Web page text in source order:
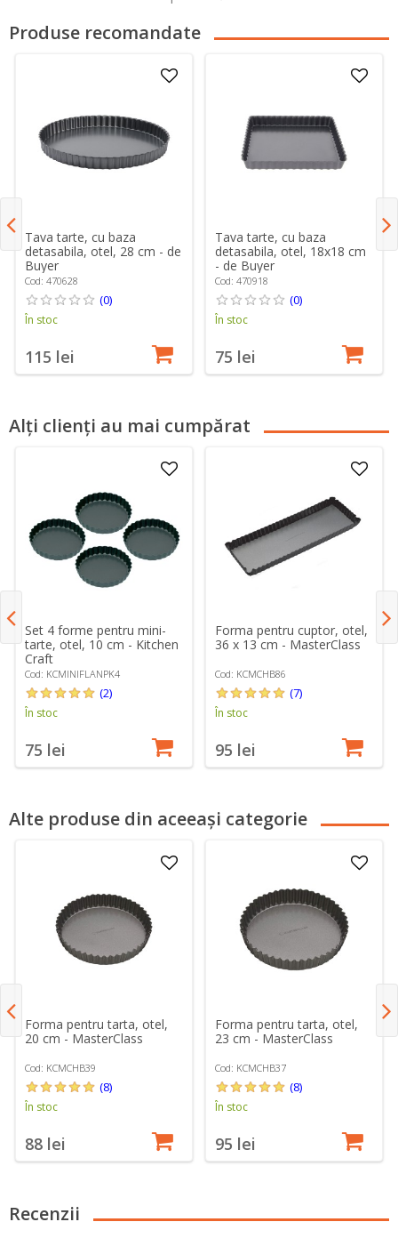
Produse recomandate
Tava tarte, cu baza
detasabila, otel, 28 cm - de
Buyer
Cod: 470628
(0)
În stoc
115 lei
Tava tarte, cu baza
detasabila, otel, 18x18 cm
- de Buyer
Cod: 470918
(0)
În stoc
75 lei
Alți clienți au mai cumpărat
Set 4 forme pentru mini-
tarte, otel, 10 cm - Kitchen
Craft
Cod: KCMINIFLANPK4
(2)
În stoc
75 lei
Forma pentru cuptor, otel,
36 x 13 cm - MasterClass
Cod: KCMCHB86
(7)
În stoc
95 lei
Alte produse din aceeași categorie
Forma pentru tarta, otel,
20 cm - MasterClass
Cod: KCMCHB39
(8)
În stoc
88 lei
Forma pentru tarta, otel,
23 cm - MasterClass
Cod: KCMCHB37
(8)
În stoc
95 lei
Recenzii